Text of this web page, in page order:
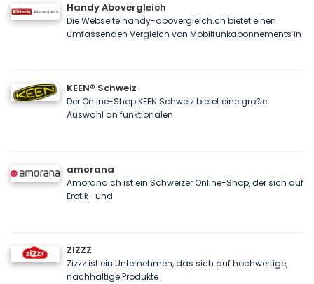
Handy Abovergleich
Die Webseite handy-abovergleich.ch bietet einen
umfassenden Vergleich von Mobilfunkabonnements in
KEEN® Schweiz
Der Online-Shop KEEN Schweiz bietet eine große
Auswahl an funktionalen
amorana
Amorana.ch ist ein Schweizer Online-Shop, der sich auf
Erotik- und
ZIZZZ
Zizzz ist ein Unternehmen, das sich auf hochwertige,
nachhaltige Produkte